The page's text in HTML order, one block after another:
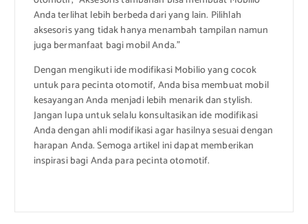
Anda terlihat lebih berbeda dari yang lain. Pilihlah
aksesoris yang tidak hanya menambah tampilan namun
juga bermanfaat bagi mobil Anda.”
Dengan mengikuti ide modifikasi Mobilio yang cocok
untuk para pecinta otomotif, Anda bisa membuat mobil
kesayangan Anda menjadi lebih menarik dan stylish.
Jangan lupa untuk selalu konsultasikan ide modifikasi
Anda dengan ahli modifikasi agar hasilnya sesuai dengan
harapan Anda. Semoga artikel ini dapat memberikan
inspirasi bagi Anda para pecinta otomotif.